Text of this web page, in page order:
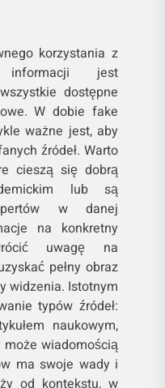
korzystania z
informacji jest
dostępne
W dobie fake
ważne jest, aby
źródeł. Warto
cieszą się dobrą
lub są
w danej
na konkretny
uwagę na
pełny obraz
widzenia. Istotnym
typów źródeł:
naukowym,
wiadomością
ma swoje wady i
od kontekstu, w